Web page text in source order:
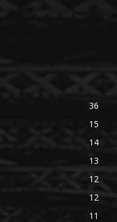
36
15
14
13
12
12
11